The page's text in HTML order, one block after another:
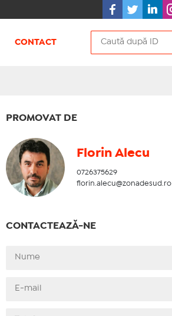
CONTACT
PROMOVAT DE
Florin Alecu
0726375629
florin.alecu@zonadesud.ro
CONTACTEAZĂ-NE